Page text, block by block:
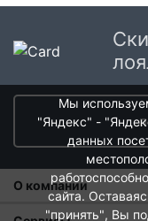
За более чем 100 лет
Доставка в
В Москве и
Стоимость
в Московской
Интервал доставки
При заказе в пункт
рассчитывается
О компании
О нас
Мы
"Яндекс" -
данных
сайта.
"принять", Вы